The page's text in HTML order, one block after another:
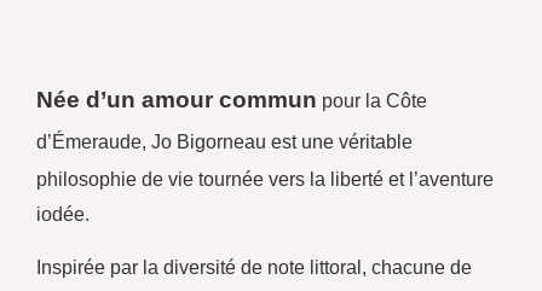
Née d’un amour commun pour la Côte
d’Émeraude, Jo Bigorneau est une véritable
philosophie de vie tournée vers la liberté et l’aventure
iodée.
Inspirée par la diversité de note littoral, chacune de